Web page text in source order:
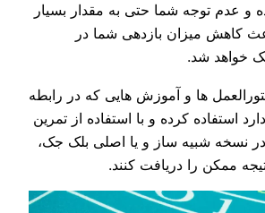
و عدم توجه شما حتی به مقدار بسیار
کاهش میزان بازدهی شما در
خواهد شد.
ها و آموزش هایی که در رابطه
استفاده کرده و با استفاده از تمرین
در نسخه شبیه ساز و یا اصلی بلک جک،
ممکن را دریافت کنند.